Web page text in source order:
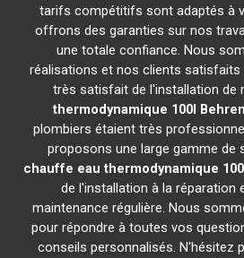
tarifs compétitifs sont adaptés à
offrons des garanties sur nos
une totale confiance. Nous
réalisations et nos clients satisfaits
très satisfait de l'installation de
thermodynamique 100l
plombiers étaient très
proposons une large gamme de
chauffe eau thermodynamique
de l'installation à la réparation
maintenance régulière. Nous
pour répondre à toutes vos
conseils personnalisés. N'hésitez